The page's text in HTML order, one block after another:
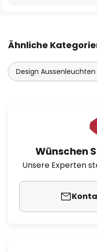
Ähnliche
Design Aussenleuchten
Wünschen
Unsere Experten